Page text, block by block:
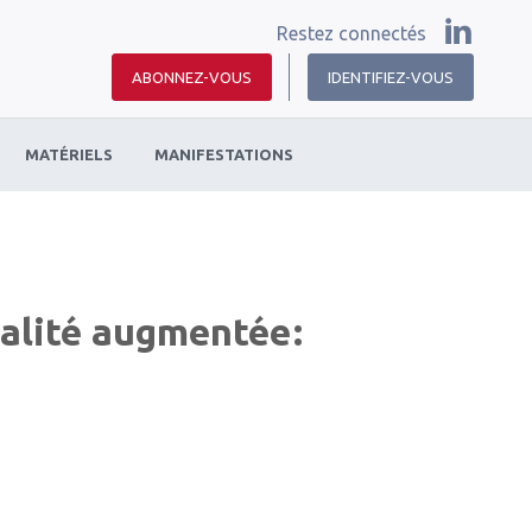
Restez connectés
ABONNEZ-VOUS IDENTIFIEZ-VOUS
MATÉRIELS MANIFESTATIONS
augmentée :